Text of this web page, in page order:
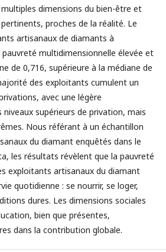
dimensions du bien-être et
proches de la réalité. Le
artisanaux de diamants à
multidimensionnelle élevée et
de 0,716, supérieure à la médiane de
des exploitants cumulent un
avec une légère
supérieurs de privation, mais
Nous référant à un échantillon
du diamant enquêtés dans le
les résultats révèlent que la pauvreté
exploitants artisanaux du diamant
quotidienne : se nourrir, se loger,
dures. Les dimensions sociales
bien que présentes,
dans la contribution globale.